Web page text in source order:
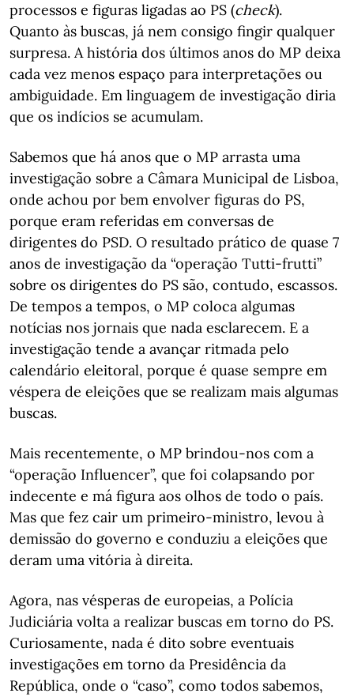
processos e figuras ligadas ao PS (check).
Quanto às buscas, já nem consigo fingir qualquer
surpresa. A história dos últimos anos do MP deixa
cada vez menos espaço para interpretações ou
ambiguidade. Em linguagem de investigação diria
que os indícios se acumulam.
Sabemos que há anos que o MP arrasta uma
investigação sobre a Câmara Municipal de Lisboa,
onde achou por bem envolver figuras do PS,
porque eram referidas em conversas de
dirigentes do PSD. O resultado prático de quase 7
anos de investigação da “operação Tutti-frutti”
sobre os dirigentes do PS são, contudo, escassos.
De tempos a tempos, o MP coloca algumas
notícias nos jornais que nada esclarecem. E a
investigação tende a avançar ritmada pelo
calendário eleitoral, porque é quase sempre em
véspera de eleições que se realizam mais algumas
buscas.
Mais recentemente, o MP brindou-nos com a
“operação Influencer”, que foi colapsando por
indecente e má figura aos olhos de todo o país.
Mas que fez cair um primeiro-ministro, levou à
demissão do governo e conduziu a eleições que
deram uma vitória à direita.
Agora, nas vésperas de europeias, a Polícia
Judiciária volta a realizar buscas em torno do PS.
Curiosamente, nada é dito sobre eventuais
investigações em torno da Presidência da
República, onde o “caso”, como todos sabemos,